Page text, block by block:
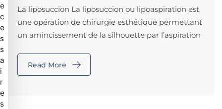
La liposuccion La liposuccion ou lipoaspiration est
une opération de chirurgie esthétique permettant
un amincissement de la silhouette par l’aspiration
Read More
e
c
e
s
s
a
i
r
e
s